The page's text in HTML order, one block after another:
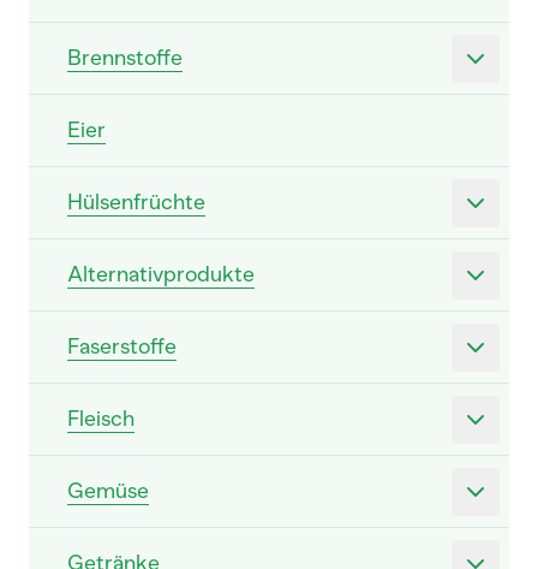
Brennstoffe
Eier
Hülsenfrüchte
Alternativprodukte
Faserstoffe
Fleisch
Gemüse
Getränke